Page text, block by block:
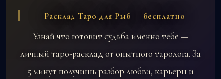
Расклад Таро для Рыб — бесплатно
Узнай что готовит судьба именно тебе —
личный таро-расклад от опытного таролога. За
5 минут получишь разбор любви, карьеры и